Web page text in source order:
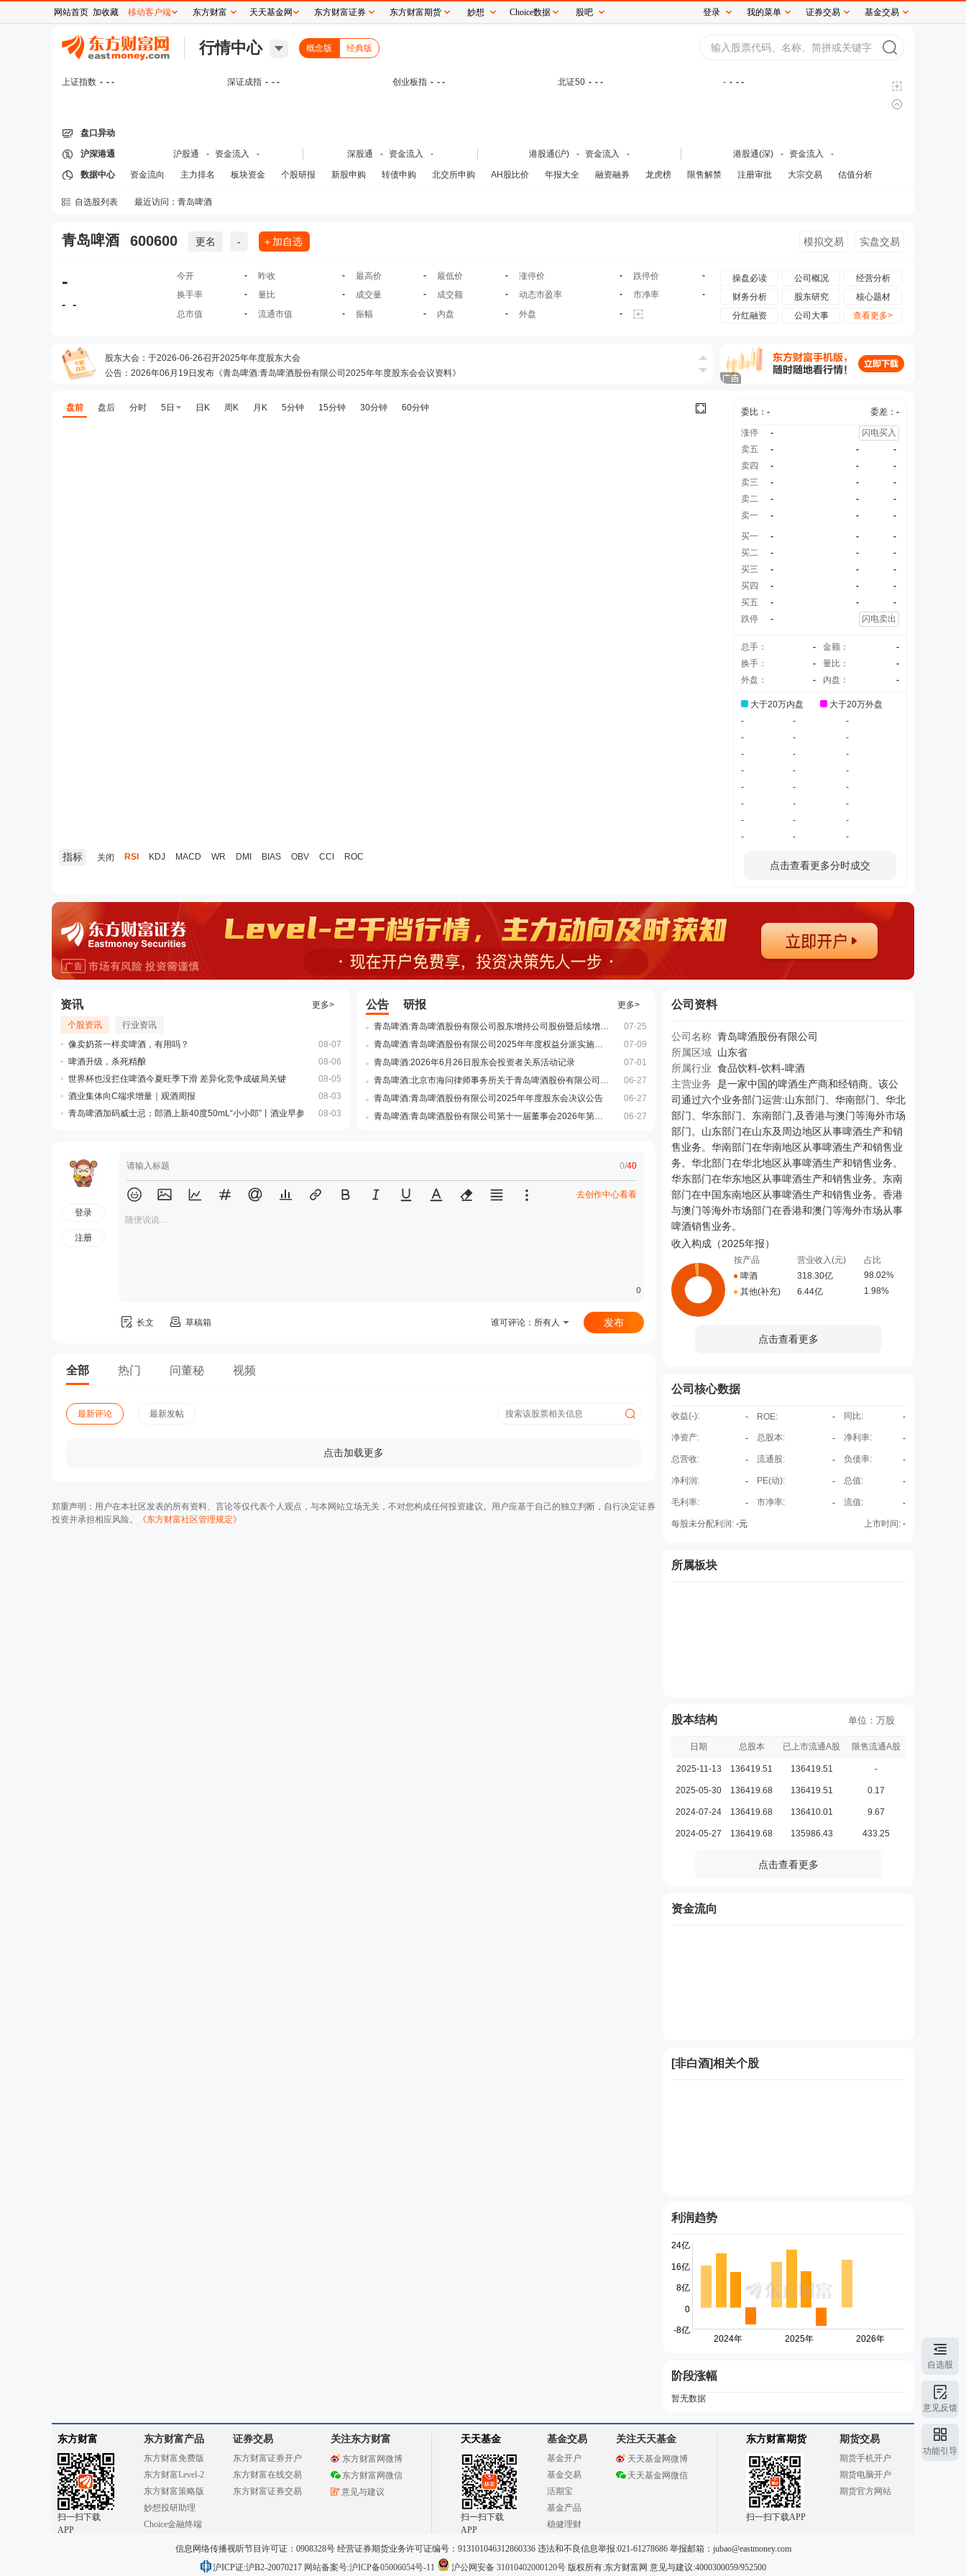
行情中心 概念版 经典版
上证指数 - - - 深证成指 - - - 创业板指 - - - 北证50 - - - - - - -
盘口异动
沪深港通 沪股通 - 资金流入 - 深股通 - 资金流入 - 港股通(沪) - 资金流入 - 港股通(深) - 资金流入 -
数据中心 资金流向 主力排名 板块资金 个股研报 新股申购 转债申购 北交所申购 AH股比价 年报大全 融资融券 龙虎榜 限售解禁 注册审批 大宗交易 估值分析
自选股列表 最近访问： 青岛啤酒
青岛啤酒 600600 更名 - ＋加自选 模拟交易 实盘交易
-
- -
今开 - 昨收 - 最高价 - 最低价 - 涨停价 - 跌停价
-
换手率
- 量比 - 成交量 - 成交额 - 动态市盈率 - 市净率
-
总市值
- 流通市值 - 振幅 - 内盘 - 外盘 -
操盘必读 公司概况
经营分析
财务分析
股东研究
核心题材
分红融资
公司大事 查看更多>
股东大会 ： 于2026-06-26召开2025年年度股东大会
公告 ： 2026年06月19日发布《青岛啤酒:青岛啤酒股份有限公司2025年年度股东会会议资料》
股东增减持日
： 2026年07月25日公布2026年07月24日至2026年07月24日，股东青岛啤酒集团有限公司,香港鑫海盛投资发展有限公司增持1笔，增持4万股
盘前 盘后 分时 5日 日K 周K 月K 5分钟 15分钟 30分钟 60分钟
指标 关闭 RSI KDJ MACD WR DMI BIAS OBV CCI ROC
委比： - 委差： -
涨停 -
闪电买入
卖五
- -
-
卖四
- -
-
卖三
- -
-
卖二
- -
-
卖一
- - -
买一 - -
-
买二
- -
-
买三
- -
-
买四
- -
-
买五
- -
-
跌停
- 闪电卖出
总手： - 金额：
-
换手：
- 量比：
-
外盘：
- 内盘： -
大于20万内盘
大于20万外盘
-
-
-
-
-
-
-
-
-
-
-
-
-
-
-
-
-
-
-
-
-
-
- -
点击查看更多分时成交
资讯
更多>
个股资讯
行业资讯
像卖奶茶一样卖啤酒，有用吗？
08-07
啤酒升级，杀死精酿
08-06
世界杯也没拦住啤酒今夏旺季下滑 差异化竞争成破局关键
08-05
酒业集体向C端求增量｜观酒周报
08-03
青岛啤酒加码威士忌；郎酒上新40度50mL“小小郎”丨酒业早参
08-03
公告 研报 更多>
青岛啤酒:青岛啤酒股份有限公司股东增持公司股份暨后续增持股份计划公告
07-25
青岛啤酒:青岛啤酒股份有限公司2025年年度权益分派实施公告
07-09
青岛啤酒:2026年6月26日股东会投资者关系活动记录
07-01
青岛啤酒:北京市海问律师事务所关于青岛啤酒股份有限公司2025年年度股东会的法律意见书
06-27
青岛啤酒:青岛啤酒股份有限公司2025年年度股东会决议公告
06-27
青岛啤酒:青岛啤酒股份有限公司第十一届董事会2026年第二次临时会议决议公告
06-27
登录
注册
0/40
去创作中心看看
随便说说...
0
长文 草稿箱 谁可评论： 所有人 发布
全部 热门 问董秘 视频
最新评论 最新发帖
点击加载更多
郑重声明：用户在本社区发表的所有资料、言论等仅代表个人观点，与本网站立场无关，不对您构成任何投资建议。用户应基于自己的独立判断，自行决定证券
投资并承担相应风险。
《东方财富社区管理规定》
公司资料
公司名称 青岛啤酒股份有限公司
所属区域 山东省
所属行业 食品饮料-饮料-啤酒
主营业务 是一家中国的啤酒生产商和经销商。该公
司通过六个业务部门运营:山东部门、华南部门、华北
部门、华东部门、东南部门,及香港与澳门等海外市场
部门。山东部门在山东及周边地区从事啤酒生产和销
售业务。华南部门在华南地区从事啤酒生产和销售业
务。华北部门在华北地区从事啤酒生产和销售业务。
华东部门在华东地区从事啤酒生产和销售业务。东南
部门在中国东南地区从事啤酒生产和销售业务。香港
与澳门等海外市场部门在香港和澳门等海外市场从事
啤酒销售业务。
收入构成（2025年报）
按产品 营业收入(元)
占比
啤酒
318.30亿
98.02%
其他(补充)
6.44亿 1.98%
点击查看更多
公司核心数据
收益(-): - ROE: - 同比: -
净资产: - 总股本: - 净利率: -
总营收: - 流通股: - 负债率: -
净利润: - PE(动): - 总值: -
毛利率: - 市净率: - 流值: -
每股未分配利润: -元 上市时间: -
所属板块
股本结构 单位：万股
日期 总股本 已上市流通A股 限售流通A股
2025-11-13 136419.51 136419.51 -
2025-05-30 136419.68 136419.51 0.17
2024-07-24 136419.68 136410.01 9.67
2024-05-27 136419.68 135986.43 433.25
点击查看更多
资金流向
[非白酒]相关个股
利润趋势
阶段涨幅
暂无数据
东方财富
扫一扫下载
APP
东方财富产品
东方财富免费版
东方财富Level-2
东方财富策略版
妙想投研助理
Choice金融终端
证券交易
东方财富证券开户
东方财富在线交易
东方财富证券交易
关注东方财富
东方财富网微博
东方财富网微信
意见与建议
天天基金
扫一扫下载
APP
基金交易
基金开户
基金交易
活期宝
基金产品
稳健理财
关注天天基金
天天基金网微博
天天基金网微信
东方财富期货
扫一扫下载APP
期货交易
期货手机开户
期货电脑开户
期货官方网站
信息网络传播视听节目许可证：0908328号 经营证券期货业务许可证编号：913101046312860336 违法和不良信息举报:021-61278686 举报邮箱： jubao@eastmoney.com
沪ICP证:沪B2-20070217 网站备案号:沪ICP备05006054号-11 沪公网安备 31010402000120号版权所有:东方财富网 意见与建议:4000300059/952500
网站首页 加收藏 移动客户端 东方财富 天天基金网 东方财富证券 东方财富期货 妙想 Choice数据 股吧 登录 我的菜单 证券交易 基金交易
自选股
意见反馈
功能引导